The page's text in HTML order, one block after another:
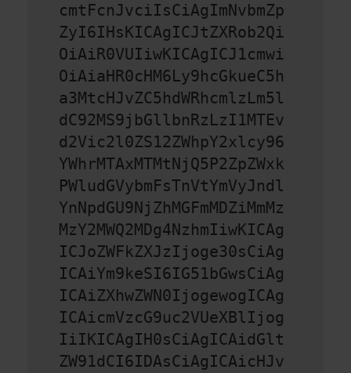
cmtFcnJvciIsCiAgImNvbmZp
ZyI6IHsKICAgICJtZXRob2Qi
OiAiR0VUIiwKICAgICJ1cmwi
OiAiaHR0cHM6Ly9hcGkueC5h
a3MtcHJvZC5hdWRhcmlzLm5l
dC92MS9jbGllbnRzLzI1MTEv
d2Vic2l0ZS12ZWhpY2xlcy96
YWhrMTAxMTMtNjQ5P2ZpZWxk
PWludGVybmFsTnVtYmVyJndl
YnNpdGU9NjZhMGFmMDZiMmMz
MzY2MWQ2MDg4NzhmIiwKICAg
ICJoZWFkZXJzIjoge30sCiAg
ICAiYm9keSI6IG51bGwsCiAg
ICAiZXhwZWN0IjogewogICAg
ICAicmVzcG9uc2VUeXBlIjog
IiIKICAgIH0sCiAgICAidGlt
ZW91dCI6IDAsCiAgICAicHJv